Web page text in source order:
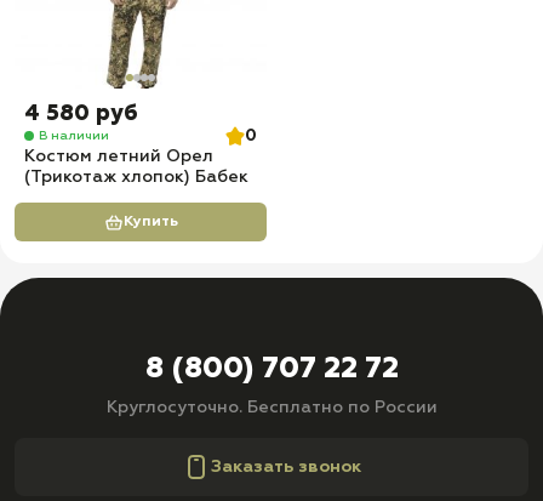
4 580 руб
В наличии
0
Костюм летний Орел
(Трикотаж хлопок) Бабек
Купить
8 (800) 707 22 72
Круглосуточно. Бесплатно по России
Заказать звонок